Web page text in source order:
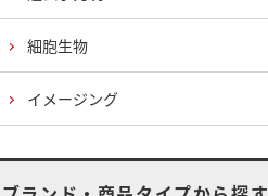
細胞生物
イメージング